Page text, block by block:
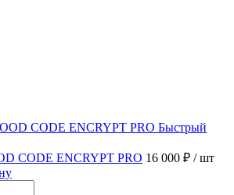
Быстрый
CODE ENCRYPT PRO 16 000 ₽ / шт